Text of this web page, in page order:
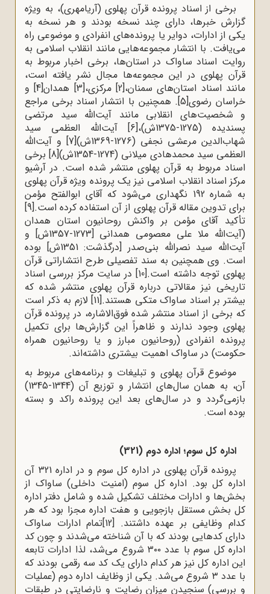
برخی از اسناد پرونده قرآن پهلوی (آریامهری)، به ویژه
گزارش خبرها، دارای چند نسخه بودند و هر نسخه به
یکی از ادارات، دوایر یا پرونده‌های انفرادی و موضوعی راه
می‌یافت. با انتشار مجموعه‌هایی مانند انقلاب اسلامی به
روایت اسناد ساواک در استان‌ها، برخی اخبار مربوط به
قرآن پهلوی در این مجموعه‌ها مجال نشر یافته است،
مانند اسناد استان‌های سمنان،[2] مرکزی،[3] همدان[4]
و
خراسان رضوی[5]
. همچنین با انتشار اسناد برخی مراجع
و شخصیت‌های انقلابی مانند آیت‌الله سید مرتضی
پسندیده (1275-1375ش)،
[6]
آیت‌الله العظمی سید
شهاب‌الدین مرعشی نجفی (1276-1369ش)
[7]
و آیت‌الله
العظمی سید محمدهادی میلانی (1274-1354ش)
[8]
برخی
اسناد مربوط به قرآن پهلوی منتشر شده است. در آرشیو
مرکز اسناد انقلاب اسلامی نیز یک پرونده ویژه قرآن پهلوی
به شماره 192 نگهداری می‌شود که آقای ابوالفتح مؤمن
برای تدوین مقاله قرآن پهلوی از آن استفاده کرده است.[9]
تأکید آقای مؤمن بر واکنش روحانیون استان همدان
(آیت‌الله ملا علی معصومی همدانی [1273-1357ش] و
آیت‌الله سید نصرالله بنی‌صدر [درگذشت: 1351ش] بوده
است. وی همچنین به سند تفصیلی طرح انتشاراتی قرآن
پهلوی توجه داشته است.[10]
در سایت مرکز بررسی اسناد
تاریخی نیز مقالاتی درباره قرآن پهلوی منتشر شده که
بیشتر بر اسناد ساواک متکی هستند.[11]
لازم به ذکر است
که برخی از اسناد منتشر شده فوق‌الاشاره، در پرونده قرآن
پهلوی وجود ندارند و ظاهراً این گزارش‌ها برای تکمیل
پرونده‌ انفرادی (روحانیون مبارز و یا روحانیون همراه
حکومت) در ساواک اهمیت بیشتری داشته‌اند.
موضوع قرآن پهلوی و تبلیغات و برنامه‌های مربوط به
آن، به همان سال‌های انتشار و توزیع آن (1344-1345)
بازمی‌گردد و در سال‌های بعد این پرونده راکد و بسته
بوده است.
اداره کل سوم؛ اداره دوم (321)
پرونده قرآن پهلوی در اداره کل سوم و در اداره 321 آن
اداره کل بود. اداره کل سوم (امنیت داخلی) ساواک از
بخش‌ها و ادارات مختلف تشکیل شده و شامل دفتر اداره
کل بخش مستقل بازجویی و هفت اداره مجزا بود که هر
کدام وظایفی بر عهده داشتند. [12]
تمام ادارات ساواک
دارای کدهایی بودند که با آن شناخته می‌شدند و چون کد
اداره کل سوم با عدد ۳۰۰ شروع می‌شد، لذا ادارات تابعه
این اداره کل نیز هر کدام دارای یک کد سه رقمی بودند که
با عدد ۳ شروع می‌شد. یکی از وظایف اداره دوم (عملیات
و بررسی) سنجیدن میزان رضایت و نارضایتی در طبقات